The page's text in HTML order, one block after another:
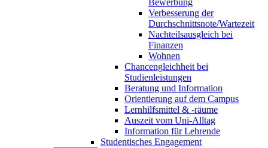
Verbesserung der
Durchschnittsnote/Wartezeit
Nachteilsausgleich bei
Finanzen
Wohnen
Chancengleichheit bei
Studienleistungen
Beratung und Information
Orientierung auf dem Campus
Lernhilfsmittel & -räume
Auszeit vom Uni-Alltag
Information für Lehrende
Studentisches Engagement